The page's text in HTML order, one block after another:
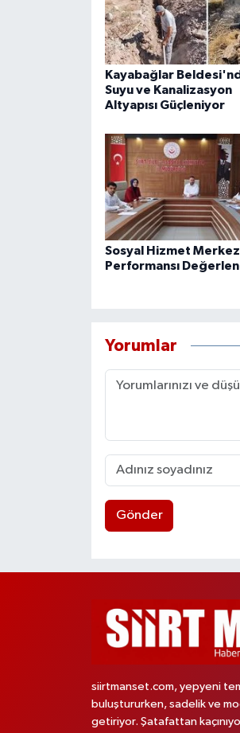
Kayabağlar
Suyu ve Kanalizasyon
Altyapısı Güçleniyor
Sosyal Hizmet
Performansı
Yorumlar
Gönder
siirtmanset.com, yepyeni
buluştururken, sadelik ve
getiriyor. Şatafattan